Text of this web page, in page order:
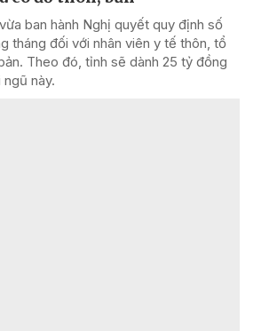
ban hành Nghị quyết quy định số
tháng đối với nhân viên y tế thôn, tổ
Theo đó, tỉnh sẽ dành 25 tỷ đồng
này.